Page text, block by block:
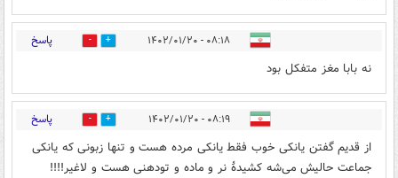
۰۸:۱۸ - ۱۴۰۲/۰۱/۲۰ 4 پاسخ
نه بابا مغز متفکل بود
۰۸:۱۹ - ۱۴۰۲/۰۱/۲۰ 16 پاسخ
از قدیم گفتن یانکی خوب فقط یانکی مرده هست و تنها زبونی که یانکی
جماعت حالیش می‌شه کشیدهٔ نر و ماده و تودهنی هست و لاغیر!!!!